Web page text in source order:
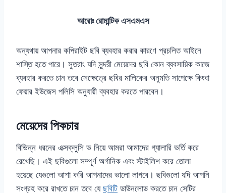
আরোঃ রোমান্টিক এসএমএস
অন্যথায় আপনার কপিরাইট ছবি ব্যবহার করার কারণে প্রচলিত আইনে
শাস্তি হতে পারে। সুতরাং যদি সুন্দরী মেয়েদের ছবি কোন ব্যবসায়িক কাজে
ব্যবহার করতে চান তবে সেক্ষেত্রে ছবির মালিকের অনুমতি সাপেক্ষে কিংবা
ফেয়ার ইউজেস পলিসি অনুযায়ী ব্যবহার করতে পারবেন।
মেয়েদের পিকচার
বিভিন্ন ধরনের এক্সক্লুসি ভ নিয়ে আমরা আমাদের গ্যালারি ভর্তি করে
রেখেছি। এই ছবিগুলো সম্পূর্ণ অর্গানিক এবং স্টাইলিশ করে তোলা
হয়েছে যেগুলো আশা করি আপনাদের ভালো লাগবে। ছবিগুলো যদি আপনি
সংগ্রহ করে রাখতে চান তবে যে ছবিটি ডাউনলোড করতে চান সেটির